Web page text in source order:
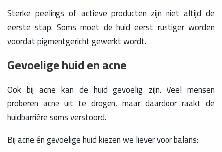
Sterke peelings of actieve producten zijn niet altijd de
eerste stap. Soms moet de huid eerst rustiger worden
voordat pigmentgericht gewerkt wordt.
Gevoelige huid en acne
Ook bij acne kan de huid gevoelig zijn. Veel mensen
proberen acne uit te drogen, maar daardoor raakt de
huidbarrière soms verstoord.
Bij acne én gevoelige huid kiezen we liever voor balans: